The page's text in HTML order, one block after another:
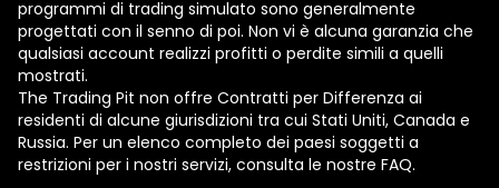
programmi di trading simulato sono generalmente
progettati con il senno di poi. Non vi è alcuna garanzia che
qualsiasi account realizzi profitti o perdite simili a quelli
mostrati.
The Trading Pit non offre Contratti per Differenza ai
residenti di alcune giurisdizioni tra cui Stati Uniti, Canada e
Russia. Per un elenco completo dei paesi soggetti a
restrizioni per i nostri servizi, consulta le nostre FAQ.